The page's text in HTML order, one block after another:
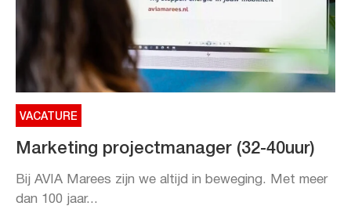
VACATURE
Marketing projectmanager (32-40uur)
Bij AVIA Marees zijn we altijd in beweging. Met meer
dan 100 jaar...